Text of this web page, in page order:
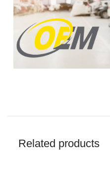
Related products